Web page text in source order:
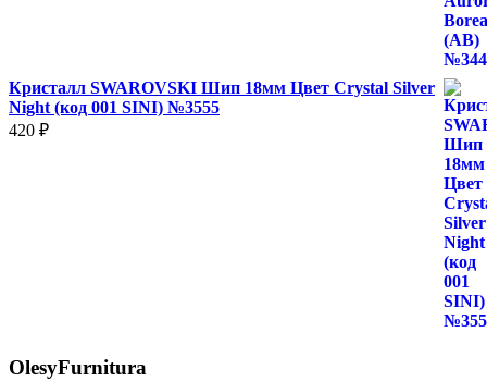
Кристалл SWAROVSKI Шип 18мм Цвет Crystal Silver
Night (код 001 SINI) №3555
420 ₽
OlesyFurnitura